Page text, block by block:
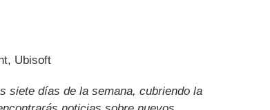
Ubisoft
siete días de la semana, cubriendo la